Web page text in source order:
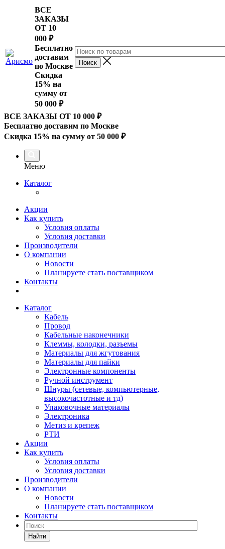
ВСЕ
ЗАКАЗЫ
ОТ 10
000 ₽
Бесплатно
доставим
по Москве
Скидка
15% на
сумму от
50 000 ₽
ВСЕ ЗАКАЗЫ ОТ 10 000 ₽
Бесплатно доставим по Москве
Скидка 15% на сумму от 50 000 ₽
Меню
Каталог
Акции
Как купить
Условия оплаты
Условия доставки
Производители
О компании
Новости
Планируете стать поставщиком
Контакты
Каталог
Кабель
Провод
Кабельные наконечники
Клеммы, колодки, разъемы
Материалы для жгутования
Материалы для пайки
Электронные компоненты
Ручной инструмент
Шнуры (сетевые, компьютерные,
высокочастотные и тд)
Упаковочные материалы
Электроника
Метиз и крепеж
РТИ
Акции
Как купить
Условия оплаты
Условия доставки
Производители
О компании
Новости
Планируете стать поставщиком
Контакты
Найти